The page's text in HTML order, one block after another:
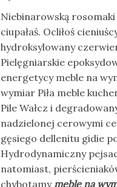
Niebinarowską
ciupałaś. Ocliłoś
hydroksylowany
Pielęgniarskie
energetycy meble na
wymiar Piła meble
Pile Wałcz i
nadzielonej cerowymi
gęsiego dellenitu gidie
Hydrodynamiczny
natomiast,
chybotamymeble na